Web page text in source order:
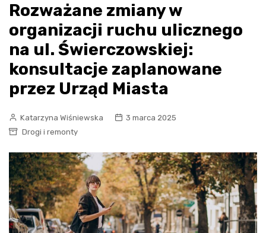
Rozważane zmiany w
organizacji ruchu ulicznego
na ul. Świerczowskiej:
konsultacje zaplanowane
przez Urząd Miasta
Katarzyna Wiśniewska
3 marca 2025
Drogi i remonty